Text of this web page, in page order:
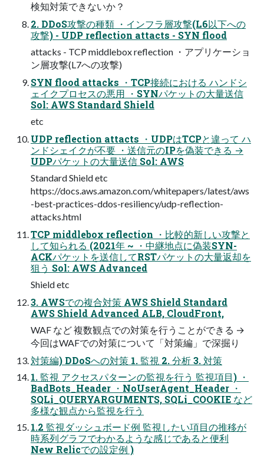
検知対策できないか？
2. DDoS攻撃の種類 ・インフラ層攻撃(L6以下への
攻撃) - UDP reflection attacts - SYN flood
attacks - TCP middlebox reflection ・アプリケーショ
ン層攻撃(L7への攻撃)
SYN flood attacks ・TCP接続における ハンドシ
ェイクプロセスの悪用 ・SYNパケットの大量送信
Sol: AWS Standard Shield
etc
UDP reflection attacts ・UDPはTCPと違って ハ
ンドシェイクが不要 ・送信元のIPを偽装できる →
UDPパケットの大量送信 Sol: AWS
Standard Shield etc
https://docs.aws.amazon.com/whitepapers/latest/aws
-best-practices-ddos-resiliency/udp-reflection-
attacks.html
TCP middlebox reflection ・比較的新しい攻撃と
して知られる (2021年 ~ ・中継地点に偽装SYN-
ACKパケットを送信してRSTパケットの大量返却を
狙う Sol: AWS Advanced
Shield etc
3. AWSでの複合対策 AWS Shield Standard
AWS Shield Advanced ALB, CloudFront,
WAF など 複数観点での対策を行うことができる →
今回はWAFでの対策について「対策編」で深掘り
対策編) DDoSへの対策 1. 監視 2. 分析 3. 対策
1. 監視 アクセスパターンの監視を行う 監視項目) ・
BadBots_Header ・NoUserAgent_Header ・
SQLi_QUERYARGUMENTS, SQLi_COOKIE など
多様な観点から監視を行う
1.2 監視ダッシュボード例 監視したい項目の推移が
時系列グラフでわかるような感じであると便利
New Relicでの設定例 )